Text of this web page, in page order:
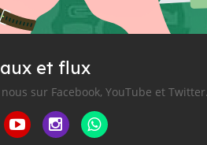
et flux
sur Facebook, YouTube et Twitter.